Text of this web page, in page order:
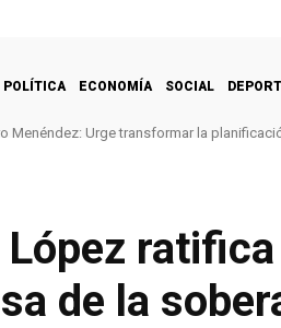
POLÍTICA ECONOMÍA SOCIAL
Menéndez: Urge transformar la
ratifica
de la